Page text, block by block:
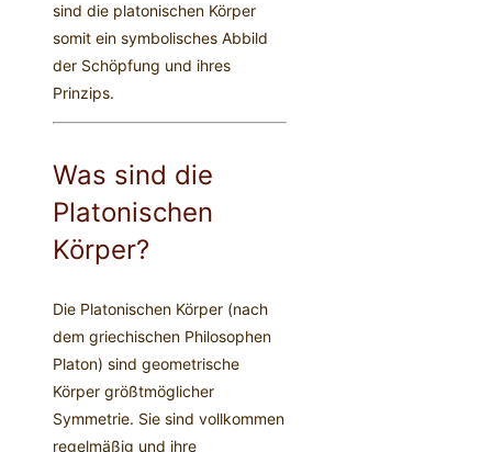
sind die platonischen Körper
somit ein symbolisches Abbild
der Schöpfung und ihres
Prinzips.
Was sind die
Platonischen
Körper?
Die Platonischen Körper (nach
dem griechischen Philosophen
Platon) sind geometrische
Körper größtmöglicher
Symmetrie. Sie sind vollkommen
regelmäßig und ihre